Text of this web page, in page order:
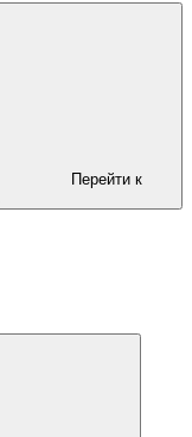
Перейти к